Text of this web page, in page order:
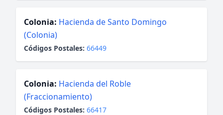
Colonia: Hacienda de Santo Domingo
(Colonia)
Códigos Postales: 66449
Colonia: Hacienda del Roble
(Fraccionamiento)
Códigos Postales: 66417